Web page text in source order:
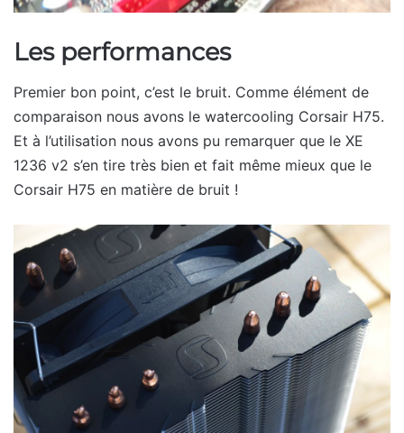
Les performances
Premier bon point, c’est le bruit. Comme élément de
comparaison nous avons le watercooling Corsair H75.
Et à l’utilisation nous avons pu remarquer que le XE
1236 v2 s’en tire très bien et fait même mieux que le
Corsair H75 en matière de bruit !